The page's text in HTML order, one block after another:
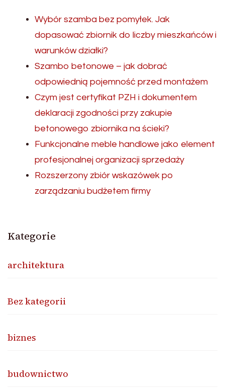
Wybór szamba bez pomyłek. Jak
dopasować zbiornik do liczby mieszkańców i
warunków działki?
Szambo betonowe – jak dobrać
odpowiednią pojemność przed montażem
Czym jest certyfikat PZH i dokumentem
deklaracji zgodności przy zakupie
betonowego zbiornika na ścieki?
Funkcjonalne meble handlowe jako element
profesjonalnej organizacji sprzedaży
Rozszerzony zbiór wskazówek po
zarządzaniu budżetem firmy
Kategorie
architektura
Bez kategorii
biznes
budownictwo